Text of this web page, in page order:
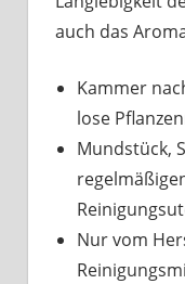
auch das
Kammer
lose
Mundstück,
Nur vom